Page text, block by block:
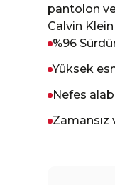
pantolon
Calvin
%96
Yüksek
Nefes